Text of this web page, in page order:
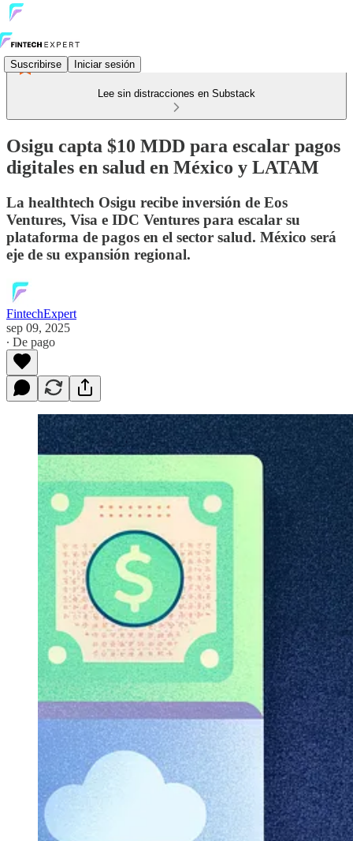
Suscribirse Iniciar sesión
Lee sin distracciones en Substack
Osigu capta $10 MDD para escalar pagos
digitales en salud en México y LATAM
La healthtech Osigu recibe inversión de Eos
Ventures, Visa e IDC Ventures para escalar su
plataforma de pagos en el sector salud. México será
eje de su expansión regional.
FintechExpert
sep 09, 2025
∙ De pago